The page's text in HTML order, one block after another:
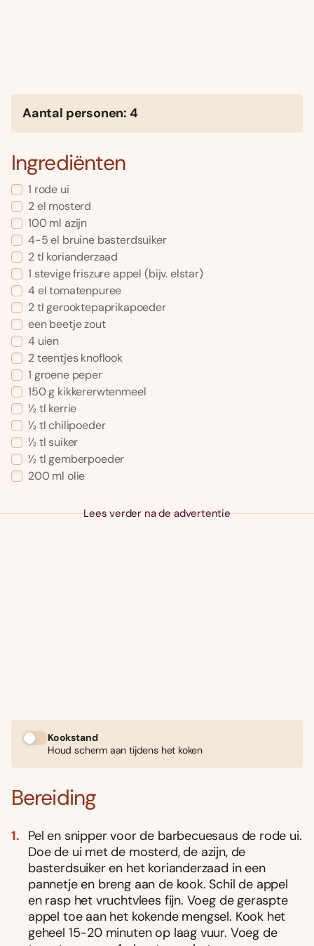
Aantal personen: 4
Ingrediënten
1 rode ui
2 el mosterd
100 ml azijn
4-5 el bruine basterdsuiker
2 tl korianderzaad
1 stevige friszure appel (bijv. elstar)
4 el tomatenpuree
2 tl gerooktepaprikapoeder
een beetje zout
4 uien
2 teentjes knoflook
1 groene peper
150 g kikkererwtenmeel
½ tl kerrie
½ tl chilipoeder
½ tl suiker
½ tl gemberpoeder
200 ml olie
Lees verder na de advertentie
Kookstand
Houd scherm aan tijdens het koken
Bereiding
Pel en snipper voor de barbecuesaus de rode ui.
Doe de ui met de mosterd, de azijn, de
basterdsuiker en het korianderzaad in een
pannetje en breng aan de kook. Schil de appel
en rasp het vruchtvlees fijn. Voeg de geraspte
appel toe aan het kokende mengsel. Kook het
geheel 15-20 minuten op laag vuur. Voeg de